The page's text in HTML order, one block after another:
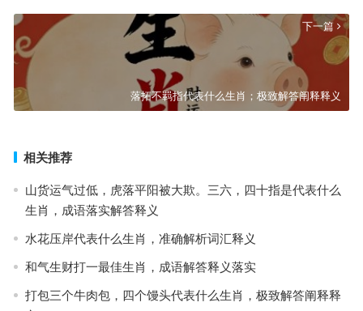
下一篇
落拓不羁指代表什么生肖；极致解答阐释释义
相关推荐
山货运气过低，虎落平阳被大欺。三六，四十指是代表什么
生肖，成语落实解答释义
水花压岸代表什么生肖，准确解析词汇释义
和气生财打一最佳生肖，成语解答释义落实
打包三个牛肉包，四个馒头代表什么生肖，极致解答阐释释